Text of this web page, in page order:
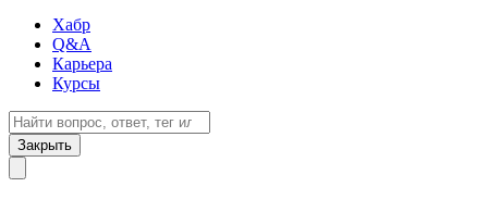
Хабр
Q&A
Карьера
Курсы
Закрыть